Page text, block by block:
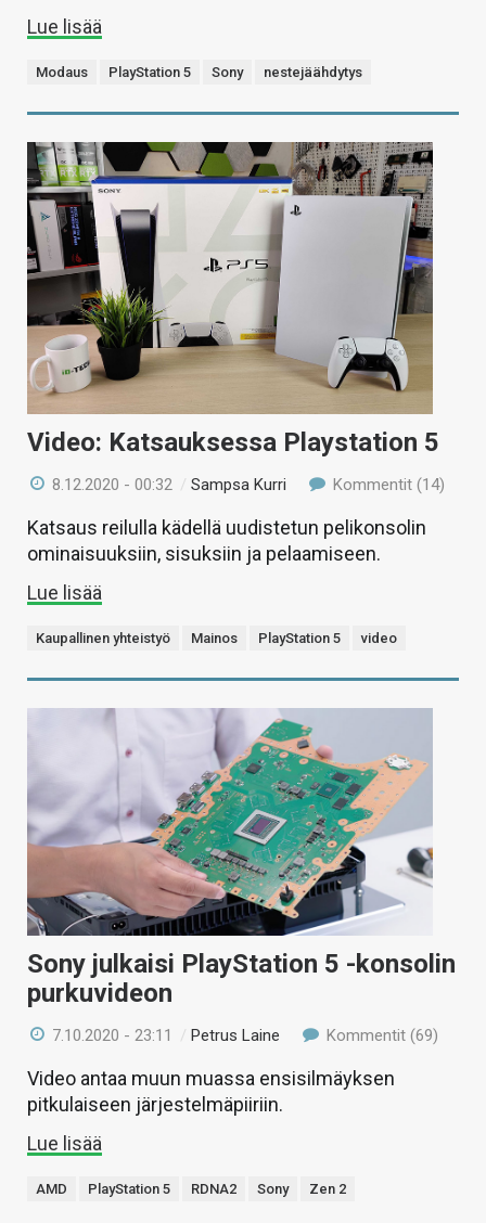
Lue lisää
Modaus PlayStation 5 Sony nestejäähdytys
Video: Katsauksessa Playstation 5
8.12.2020 - 00:32 /Sampsa Kurri Kommentit (14)
Katsaus reilulla kädellä uudistetun pelikonsolin
ominaisuuksiin, sisuksiin ja pelaamiseen.
Lue lisää
Kaupallinen yhteistyö Mainos PlayStation 5 video
Sony julkaisi PlayStation 5 -konsolin
purkuvideon
7.10.2020 - 23:11 / Petrus Laine Kommentit (69)
Video antaa muun muassa ensisilmäyksen
pitkulaiseen järjestelmäpiiriin.
Lue lisää
AMD PlayStation 5 RDNA2 Sony Zen 2